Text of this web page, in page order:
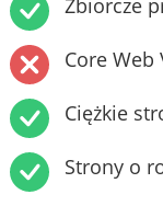
Zbiorcze
Core Web
Ciężkie
Strony o